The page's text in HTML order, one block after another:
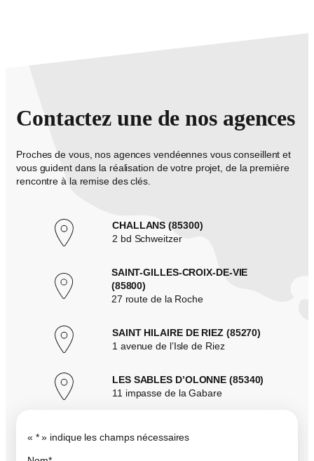
Contactez une de nos agences
Proches de vous, nos agences vendéennes vous conseillent et
vous guident dans la réalisation de votre projet, de la première
rencontre à la remise des clés.
CHALLANS (85300)
2 bd Schweitzer
SAINT-GILLES-CROIX-DE-VIE
(85800)
27 route de la Roche
SAINT HILAIRE DE RIEZ (85270)
1 avenue de l’Isle de Riez
LES SABLES D’OLONNE (85340)
11 impasse de la Gabare
« *» indique les champs nécessaires